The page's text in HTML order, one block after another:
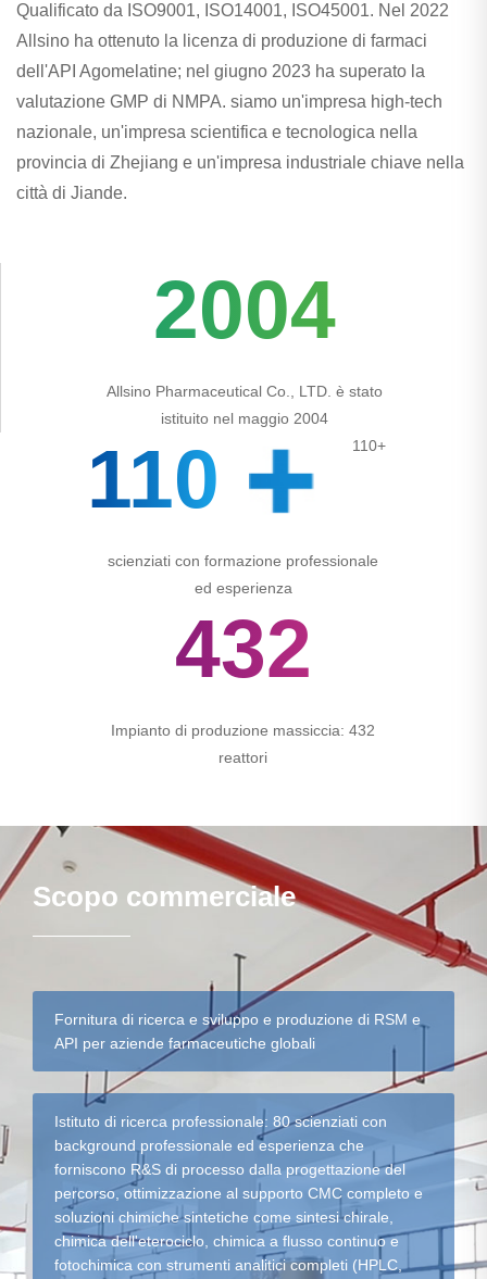
Qualificato da ISO9001, ISO14001, ISO45001. Nel 2022
Allsino ha ottenuto la licenza di produzione di farmaci
dell'API Agomelatine; nel giugno 2023 ha superato la
valutazione GMP di NMPA. siamo un'impresa high-tech
nazionale, un'impresa scientifica e tecnologica nella
provincia di Zhejiang e un'impresa industriale chiave nella
città di Jiande.
2004
Allsino Pharmaceutical Co., LTD. è stato
istituito nel maggio 2004
110 110+
scienziati con formazione professionale
ed esperienza
432
Impianto di produzione massiccia: 432
reattori
Scopo commerciale
Fornitura di ricerca e sviluppo e produzione di RSM e
API per aziende farmaceutiche globali
Istituto di ricerca professionale: 80 scienziati con
background professionale ed esperienza che
forniscono R&S di processo dalla progettazione del
percorso, ottimizzazione al supporto CMC completo e
soluzioni chimiche sintetiche come sintesi chirale,
chimica dell'eterociclo, chimica a flusso continuo e
fotochimica con strumenti analitici completi (HPLC,